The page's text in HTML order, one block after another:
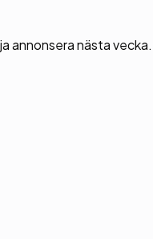
annonsera nästa